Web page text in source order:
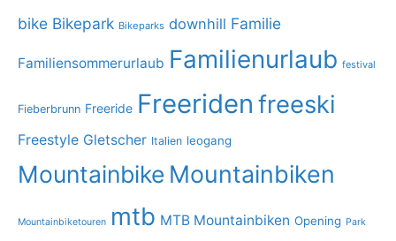
bike Bikepark Bikeparks downhill Familie
Familiensommerurlaub Familienurlaub festival
Fieberbrunn Freeride Freeriden freeski
Freestyle Gletscher Italien leogang
Mountainbike Mountainbiken
Mountainbiketouren mtb MTB Mountainbiken Opening Park